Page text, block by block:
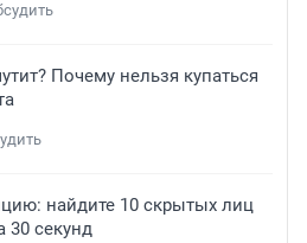
Почему нельзя купаться
найдите 10 скрытых лиц
30 секунд